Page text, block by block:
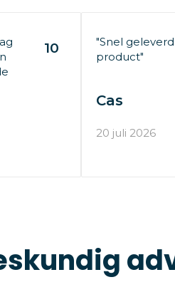
10
"Snel
product"
Cas
20 juli 2026